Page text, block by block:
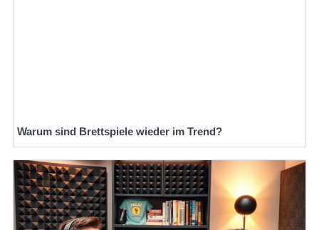
Warum sind Brettspiele wieder im Trend?